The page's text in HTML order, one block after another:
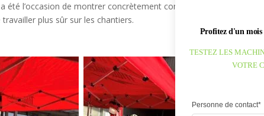
été l’occasion de montrer concrètement comment des outils
plus sûr sur les chantiers.
Profitez d'un
Personne de contact*
TESTEZ LES
VOTRE